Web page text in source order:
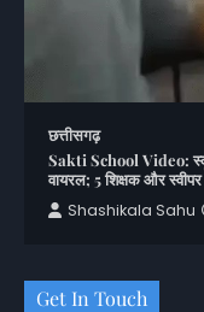
छत्तीसगढ़
Sakti School Video:
वायरल; 5 शिक्षक और
Shashikala Sahu
Get In Touch